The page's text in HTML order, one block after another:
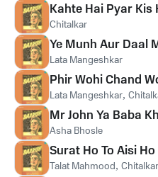
Kahte Hai Pyar Kis
Chitalkar
Ye Munh Aur Daal
Lata Mangeshkar
Phir Wohi Chand
Lata Mangeshkar,
Mr John Ya Baba
Asha Bhosle
Surat Ho To Aisi Ho
Talat Mahmood, Chitalkar